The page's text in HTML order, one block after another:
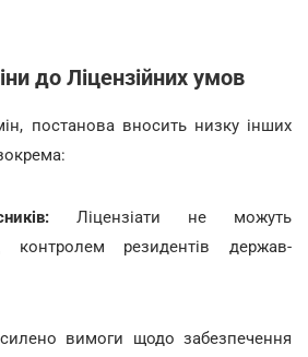
до Ліцензійних умов
постанова вносить низку інших
Ліцензіати не можуть
контролем резидентів держав-
вимоги щодо забезпечення